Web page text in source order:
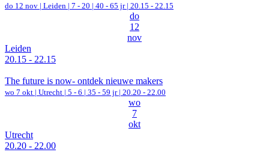
do 12 nov | Leiden | 7 - 20 | 40 - 65 jr | 20.15 - 22.15
do
12
nov
Leiden
20.15 - 22.15
The future is now- ontdek nieuwe makers
wo 7 okt | Utrecht | 5 - 6 | 35 - 59 jr | 20.20 - 22.00
wo
7
okt
Utrecht
20.20 - 22.00